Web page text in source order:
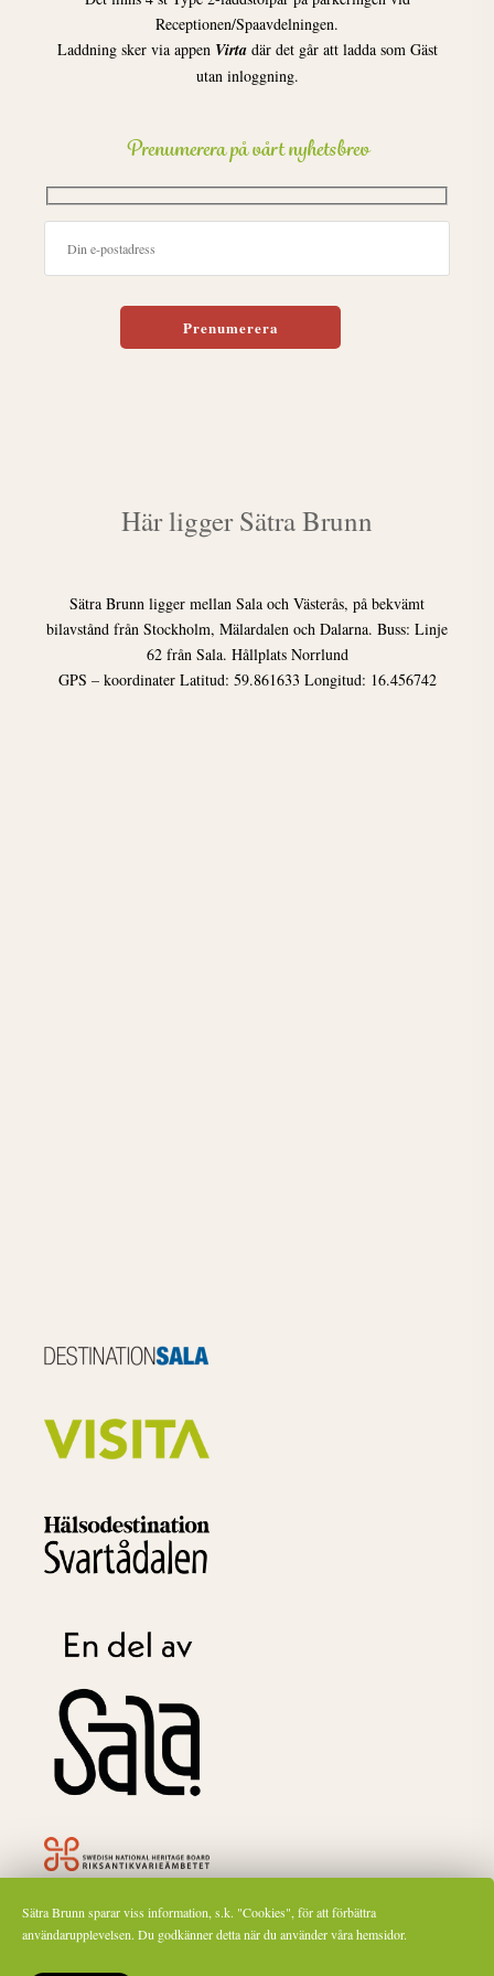
Receptionen/Spaavdelningen.
Laddning sker via appen Virtadär det går att ladda som Gäst
utan inloggning.
Prenumerera på vårt nyhetsbrev
Här ligger Sätra Brunn
Sätra Brunn ligger mellan Sala och Västerås, på bekvämt
bilavstånd från Stockholm, Mälardalen och Dalarna. Buss: Linje
62 från Sala. Hållplats Norrlund
GPS – koordinater Latitud: 59.861633 Longitud: 16.456742
Sätra Brunn ingår som ett av ca 1600 riksintressen för kulturmiljövården och är
därför märkt med Riksantikvarieämbetets symbol.
Sätra Brunn sparar viss information, s.k. "Cookies", för att förbättra
användarupplevelsen. Du godkänner detta när du använder våra hemsidor.